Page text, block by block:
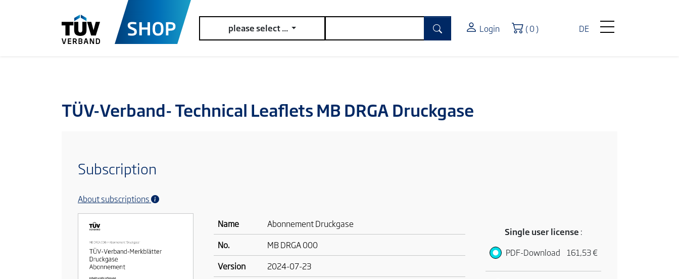
DE
please select ... Login Shopping Cart
( 0 )
TÜV-Verband- Technical Leaflets MB DRGA Druckgase
Subscription
About subscriptions
Name
Abonnement Druckgase
No.
MB DRGA 000
Version
2024-07-23
Single user license :
PDF-Download
161,53 €